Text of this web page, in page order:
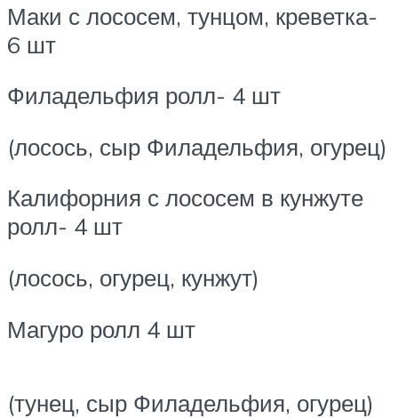
Маки с лососем, тунцом, креветка-
6 шт
Филадельфия ролл- 4 шт
(лосось, сыр Филадельфия, огурец)
Калифорния с лососем в кунжуте
ролл- 4 шт
(лосось, огурец, кунжут)
Магуро ролл 4 шт
(тунец, сыр Филадельфия, огурец)